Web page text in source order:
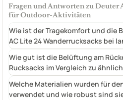
Fragen und Antworten zu Deuter
für Outdoor-Aktivitäten
Wie ist der Tragekomfort und die
AC Lite 24 Wanderrucksacks bei
Wie gut ist die Belüftung am
Rucksacks im Vergleich zu
Welche Materialien wurden für
verwendet und wie robust sind